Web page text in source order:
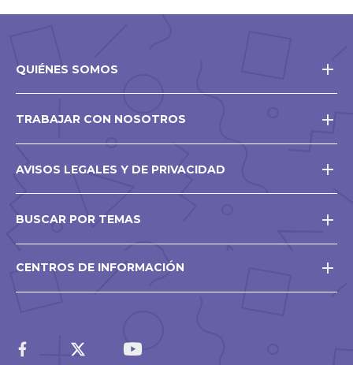
QUIÉNES SOMOS
TRABAJAR CON NOSOTROS
AVISOS LEGALES Y DE PRIVACIDAD
BUSCAR POR TEMAS
CENTROS DE INFORMACIÓN